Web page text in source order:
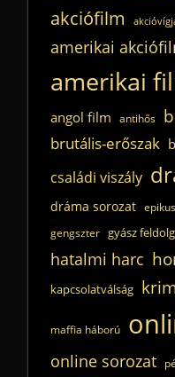
akciófilm
amerikai
amerikai
angol film antihős
brutális-erőszak
családi viszály
dráma sorozat
gengszter gyász
hatalmi harc
kapcsolatválság
maffia háború
online sorozat